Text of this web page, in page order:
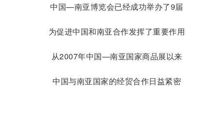
中国—南亚博览会已经成功举办了9届
为促进中国和南亚合作发挥了重要作用
从2007年中国—南亚国家商品展以来
中国与南亚国家的经贸合作日益紧密